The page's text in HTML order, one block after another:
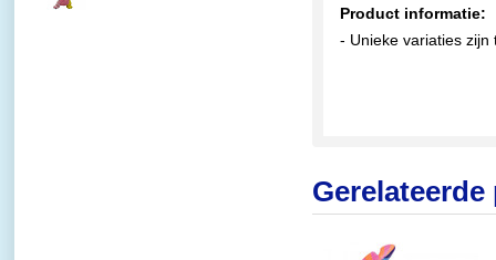
Product informatie:
- Unieke variaties